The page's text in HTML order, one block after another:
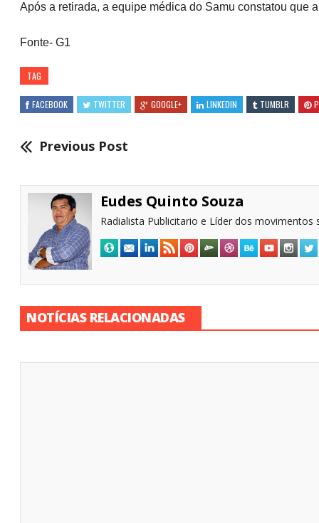
Após a retirada, a equipe médica do Samu constatou que
Fonte- G1
TAG
FACEBOOK TWITTER GOOGLE+ LINKEDIN TUMBLR
Previous Post
Eudes Quinto Souza
Radialista Publicitario e Líder dos movimentos
NOTÍCIAS RELACIONADAS